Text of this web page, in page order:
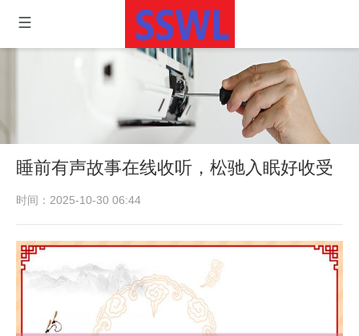
睡前有声故事在线收听，松驰入眠好收受
时间：2025-10-30 06:44